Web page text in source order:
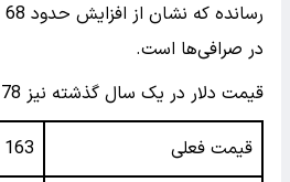
در صرافی‌ها است.
قیمت دلار در یک سال گذشته نیز 78 درصد بالا رفته است.
قیمت فعلی 163 هزار و 945 تومان